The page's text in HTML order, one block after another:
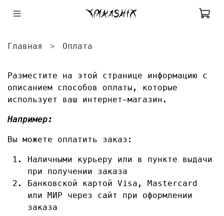
Главная Оплата
Разместите на этой странице информацию с
описанием способов оплаты, которые
использует ваш интернет-магазин.
Например:
Вы можете оплатить заказ:
Наличными курьеру или в пункте выдачи
при получении заказа
Банковской картой Visa, Mastercard
или МИР через сайт при оформлении
заказа